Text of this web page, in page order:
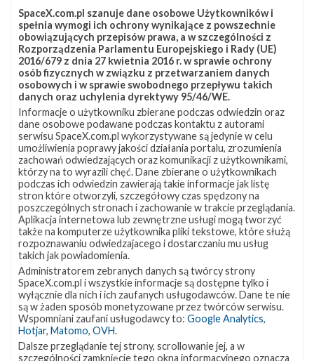
aby docelowo loty orbitalne mogły odbywać się
zarówno z południowego Teksasu, jak i z Centrum
Kosmicznego im. Kennedy’ego (KSC) na Florydzie, a
obydwa stopnie rakiety – Super Heavy oraz Starship –
mają być budowane jednocześnie w tych dwóch
lokalizacjach.
Testing Starship heatshield hex tiles
pic.twitter.com/PycE9VthxQ
— Elon Musk (@elonmusk)March 17, 2019
Musk poinformował również, że od strony nawietrznej
statku Starship podczas lądowania wykorzystywana
będzie osłona termiczna w postaci heksagonalnych
płytek. Kształt ten ma zapobiegać przyspieszaniu
gorących gazów w przerwach pomiędzy płytkami. Musk
zaprezentował nagranie przedstawiające test osłony
oraz zakomunikował, że był to udany test o pełnej
długości, podczas którego fragmenty osłony osiągnęły
SpaceX.com.pl szanuje dane osobowe Użytkowników i
spełnia wymogi ich ochrony wynikające z powszechnie
obowiązujących przepisów prawa, a w szczególności z
Rozporządzenia Parlamentu Europejskiego i Rady (UE)
2016/679 z dnia 27 kwietnia 2016 r. w sprawie ochrony
osób fizycznych w związku z przetwarzaniem danych
osobowych i w sprawie swobodnego przepływu takich
danych oraz uchylenia dyrektywy 95/46/WE.
Informacje o użytkowniku zbierane podczas odwiedzin oraz
dane osobowe podawane podczas kontaktu z autorami
serwisu SpaceX.com.pl wykorzystywane są jedynie w celu
umożliwienia poprawy jakości działania portalu, zrozumienia
zachowań odwiedzających oraz komunikacji z użytkownikami,
którzy na to wyrazili chęć. Dane zbierane o użytkownikach
podczas ich odwiedzin zawierają takie informacje jak listę
stron które otworzyli, szczegółowy czas spędzony na
poszczególnych stronach i zachowanie w trakcie przeglądania.
Aplikacja internetowa lub zewnętrzne usługi mogą tworzyć
także na komputerze użytkownika pliki tekstowe, które służą
rozpoznawaniu odwiedzajacego i dostarczaniu mu usług
takich jak powiadomienia.
Administratorem zebranych danych są twórcy strony
SpaceX.com.pl i wszystkie informacje są dostępne tylko i
wyłącznie dla nich i ich zaufanych usługodawców. Dane te nie
są w żaden sposób monetyzowane przez twórców serwisu.
Wspomniani zaufani usługodawcy to: Google Analytics,
Hotjar, Matomo, OVH.
Dalsze przeglądanie tej strony, scrollowanie jej, a w
szczególności zamknięcie tego okna informacyjnego oznacza